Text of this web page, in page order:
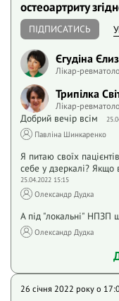
остеоартриту
ПІДПИСАТИСЬ
Єгудіна
Лікар-
Трипілка
Лікар-
Добрий вечір всім
Павліна Шинкаренко
Я питаю своїх
себе у дзеркалі? Якщо
25.04.2022 15:15
Олександр Дудка
А під "локальні" НПЗП
Олександр Дудка
26 січня 2022 року o